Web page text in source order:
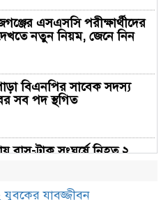
এসএসসি পরীক্ষার্থীদের
নতুন নিয়ম, জেনে নিন
বিএনপির সাবেক সদস্য
সব পদ স্থগিত
বাস-ট্রাক সংঘর্ষে নিহত ২,
যাবজ্জীবন